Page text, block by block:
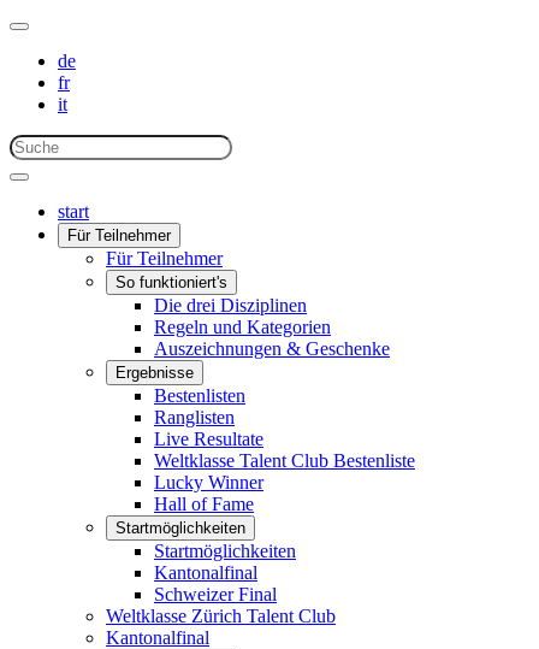
de
fr
it
start
Für Teilnehmer
Für Teilnehmer
So funktioniert's
Die drei Disziplinen
Regeln und Kategorien
Auszeichnungen & Geschenke
Ergebnisse
Bestenlisten
Ranglisten
Live Resultate
Weltklasse Talent Club Bestenliste
Lucky Winner
Hall of Fame
Startmöglichkeiten
Startmöglichkeiten
Kantonalfinal
Schweizer Final
Weltklasse Zürich Talent Club
Kantonalfinal